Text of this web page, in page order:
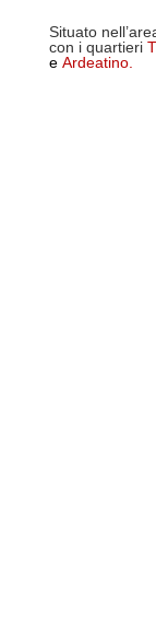
Situato
con i quartieri
e Ardeatino.